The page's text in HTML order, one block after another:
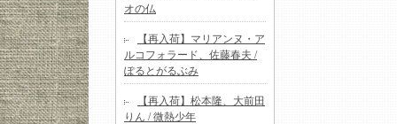
オの仏
【再入荷】マリアンヌ・ア
ルコフォラード、佐藤春夫 /
ぽるとがるぶみ
【再入荷】松本隆、大前田
りん / 微熱少年